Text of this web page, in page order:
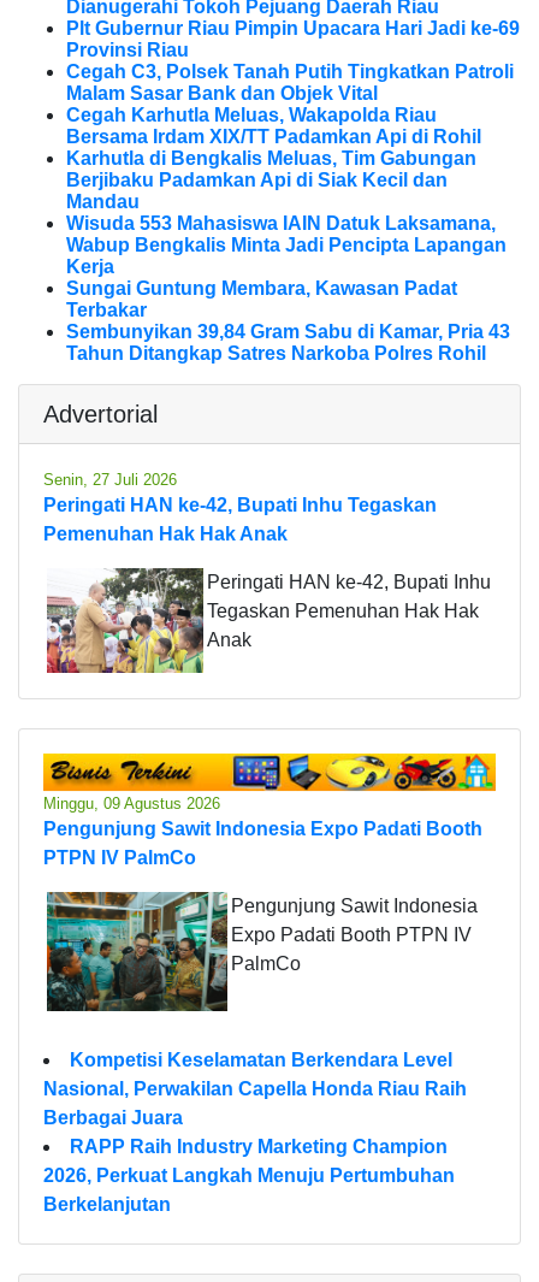
Dianugerahi Tokoh Pejuang Daerah Riau
Plt Gubernur Riau Pimpin Upacara Hari Jadi ke-69
Provinsi Riau
Cegah C3, Polsek Tanah Putih Tingkatkan Patroli
Malam Sasar Bank dan Objek Vital
Cegah Karhutla Meluas, Wakapolda Riau
Bersama Irdam XIX/TT Padamkan Api di Rohil
Karhutla di Bengkalis Meluas, Tim Gabungan
Berjibaku Padamkan Api di Siak Kecil dan
Mandau
Wisuda 553 Mahasiswa IAIN Datuk Laksamana,
Wabup Bengkalis Minta Jadi Pencipta Lapangan
Kerja
Sungai Guntung Membara, Kawasan Padat
Terbakar
Sembunyikan 39,84 Gram Sabu di Kamar, Pria 43
Tahun Ditangkap Satres Narkoba Polres Rohil
Advertorial
Senin, 27 Juli 2026
Peringati HAN ke-42, Bupati Inhu Tegaskan
Pemenuhan Hak Hak Anak
Peringati HAN ke-42, Bupati Inhu
Tegaskan Pemenuhan Hak Hak
Anak
Minggu, 09 Agustus 2026
Pengunjung Sawit Indonesia Expo Padati Booth
PTPN IV PalmCo
Pengunjung Sawit Indonesia
Expo Padati Booth PTPN IV
PalmCo
Kompetisi Keselamatan Berkendara Level
Nasional, Perwakilan Capella Honda Riau Raih
Berbagai Juara
RAPP Raih Industry Marketing Champion
2026, Perkuat Langkah Menuju Pertumbuhan
Berkelanjutan